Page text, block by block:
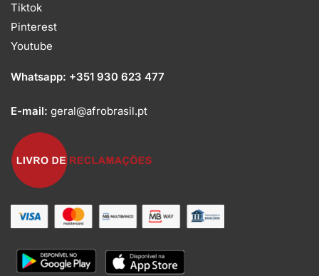
Tiktok
Pinterest
Youtube
Whatsapp: +351 930 623 477
E-mail: geral@afrobrasil.pt